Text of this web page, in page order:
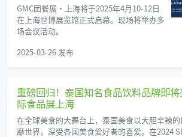
GMC团餐展·上海将于2025年4月10-12日
在上海世博展览馆正式启幕。现场将举办多
场会议活动。
2025-03-26 发布
重磅回归！泰国知名食品饮料品牌即
际食品展上海
在全球美食的大舞台上，泰国美食以大胆辛辣
靡世界，深受各国美食爱好者的喜爱。在2024